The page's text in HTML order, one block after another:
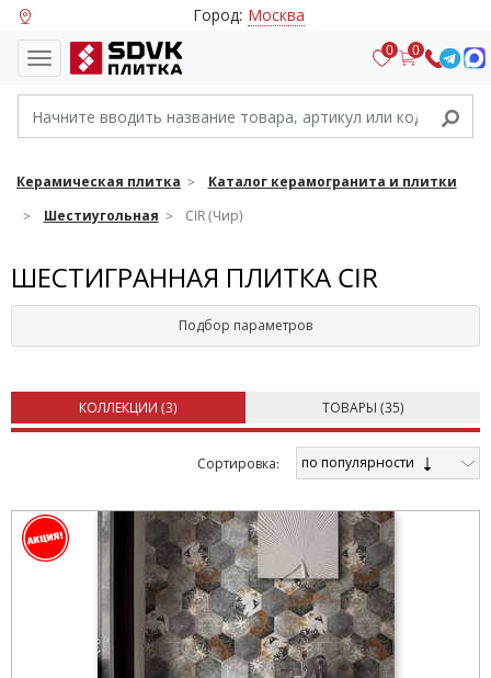
Город: Москва
0 0
Керамическая плитка
Каталог керамогранита и плитки
Шестиугольная
CIR (Чир)
ШЕСТИГРАННАЯ ПЛИТКА CIR
Подбор параметров
КОЛЛЕКЦИИ (3) ТОВАРЫ (35)
Cортировка: по популярности